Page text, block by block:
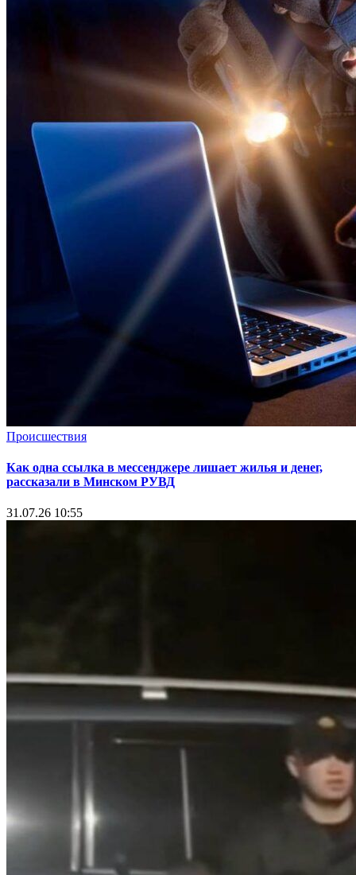
Происшествия
Как одна ссылка в мессенджере лишает жилья и денег,
рассказали в Минском РУВД
31.07.26 10:55